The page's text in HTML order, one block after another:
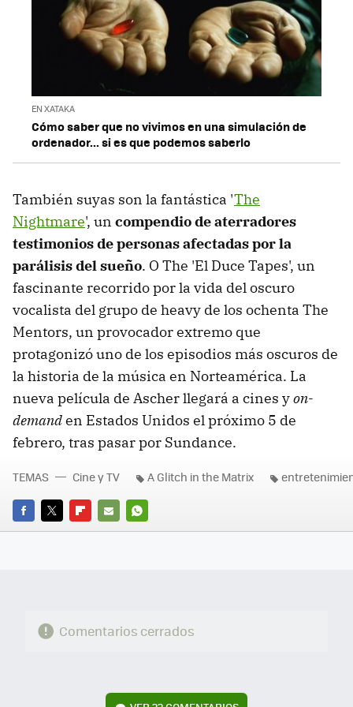
EN XATAKA
Cómo saber que no vivimos en una simulación de
ordenador... si es que podemos saberlo
También suyas son la fantástica 'The
Nightmare', un compendio de aterradores
testimonios de personas afectadas por la
parálisis del sueño. O The 'El Duce Tapes', un
fascinante recorrido por la vida del oscuro
vocalista del grupo de heavy de los ochenta The
Mentors, un provocador extremo que
protagonizó uno de los episodios más oscuros de
la historia de la música en Norteamérica. La
nueva película de Ascher llegará a cines yon-
demanden Estados Unidos el próximo 5 de
febrero, tras pasar por Sundance.
FACEBOOK
TWITTERFLIPBOARD
E-
WHATSAPP
TEMAS Cine y TV A Glitch in the Matrix
Comentarios cerrados